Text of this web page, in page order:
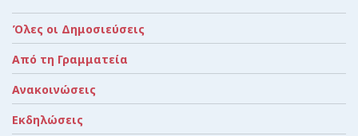
Όλες οι Δημοσιεύσεις
Από τη Γραμματεία
Ανακοινώσεις
Εκδηλώσεις